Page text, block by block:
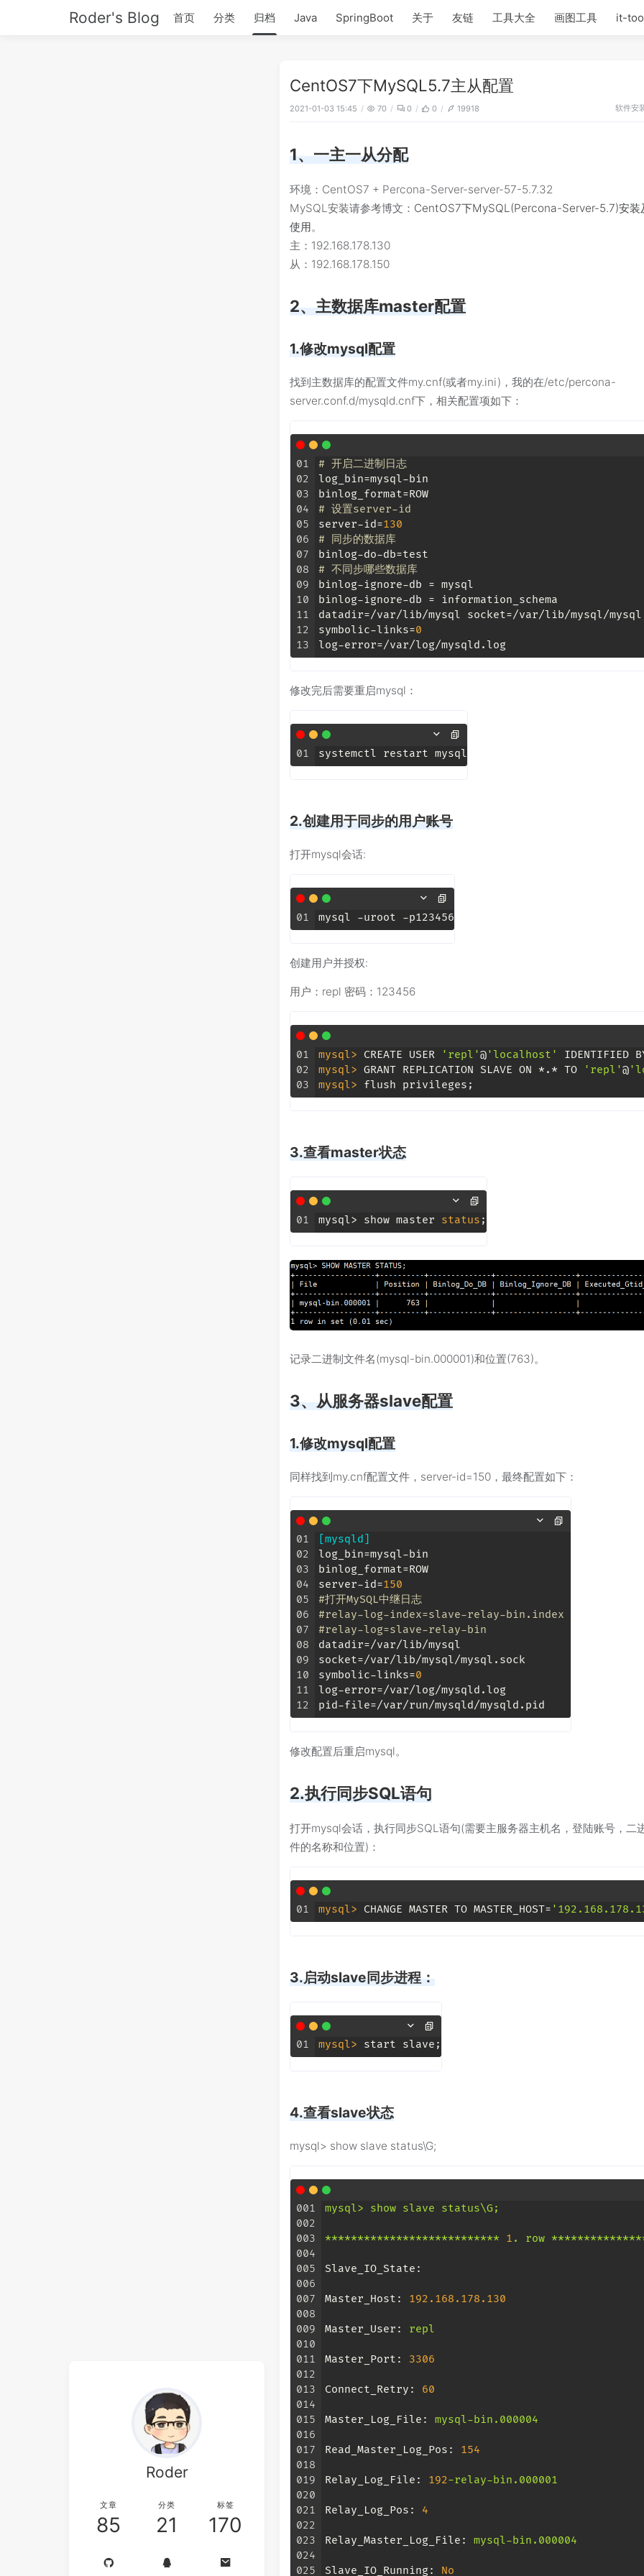
Roder's Blog 首页 分类 归档 Java SpringBoot 关于 友链 工具大全 画图工具 it-
CentOS7下MySQL5.7主从配置
2021-01-03 15:45 70 0 0 19918 软件安
1、一主一从分配
环境：CentOS7 + Percona-Server-server-57-5.7.32
MySQL安装请参考博文： CentOS7下MySQL(Percona-Server-5.7)安装
使用。
主：192.168.178.130
从：192.168.178.150
2、主数据库master配置
1.修改mysql配置
找到主数据库的配置文件my.cnf(或者my.ini)，我的在/etc/percona-
server.conf.d/mysqld.cnf下，相关配置项如下：
01
02
03
04
05
06
07
08
09
10
11
12
13
# 开启二进制日志
log_bin
binlog_format
# 设置server-id
server-id=130
# 同步的数据库
binlog-do-db
# 不同步哪些数据库
binlog-ignore-db
binlog-ignore-db
datadir
symbolic-links=0
log-error
修改完后需要重启mysql：
01
2.创建用于同步的用户账号
打开mysql会话:
01
创建用户并授权:
用户：repl 密码：123456
01
02
03
mysql> CREATE USER 'repl'@'localhost' IDENTIFIED
mysql> GRANT REPLICATION SLAVE ON *.* TO 'repl'@
mysql> flush privileges;
3.查看master状态
01 mysql> show master status
记录二进制文件名(mysql-bin.000001)和位置(763)。
3、从服务器slave配置
1.修改mysql配置
同样找到my.cnf配置文件，server-id=150，最终配置如下：
01
02
03
04
05
06
07
08
09
10
11
12
[mysqld]
log_bin
binlog_format
server-id=150
#打开MySQL中继日志
#relay-log-index=slave-relay-bin.index
#relay-log=slave-relay-bin
datadir
socket
symbolic-links=0
log-error
pid-file
修改配置后重启mysql。
2.执行同步SQL语句
打开mysql会话，执行同步SQL语句(需要主服务器主机名，登陆账号，二
件的名称和位置)：
01 mysql> CHANGE MASTER TO MASTER_HOST=
3.启动slave同步进程：
01 mysql> start slave;
4.查看slave状态
mysql> show slave status\G;
001
002
003
004
005
006
007
008
009
010
011
012
013
014
015
016
017
018
019
020
021
022
023
024
025
mysql> show slave status\G;
*************************** 1 . row
Slave_IO_State:
Master_Host: 192.168 .178 .130
Master_User: repl
Master_Port: 3306
Connect_Retry: 60
Master_Log_File: mysql-bin.000004
Read_Master_Log_Pos: 154
Relay_Log_File: 192-relay-bin.000001
Relay_Log_Pos: 4
Relay_Master_Log_File: mysql-bin.000004
Slave_IO_Running: No
Roder
文章
85
分类
21
标签
170